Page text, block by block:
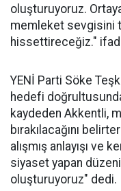
oluşturuyoruz.
memleket sevgisini
hissettireceğiz."
YENİ Parti Söke
hedefi
kaydeden Akkentli,
bırakılacağını
alışmış anlayışı ve
siyaset yapan
oluşturuyoruz" dedi.